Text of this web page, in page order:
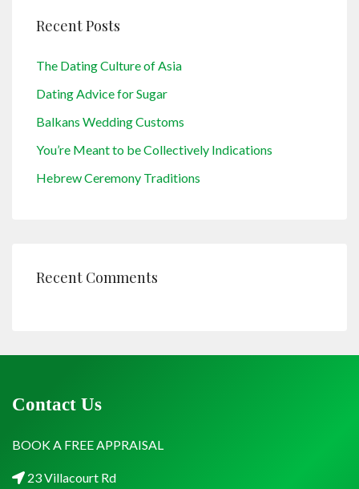
Recent Posts
The Dating Culture of Asia
Dating Advice for Sugar
Balkans Wedding Customs
You’re Meant to be Collectively Indications
Hebrew Ceremony Traditions
Recent Comments
Contact Us
BOOK A FREE APPRAISAL
23 Villacourt Rd